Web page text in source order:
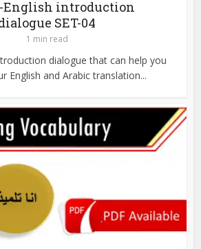
English introduction
SET-04
1 min read
dialogue that can help you
English and Arabic translation...